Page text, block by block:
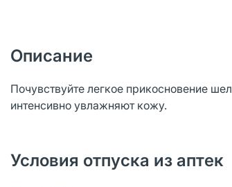
Описание
Почувствуйте легкое прикосновение
интенсивно увлажняют кожу.
Условия отпуска из аптек